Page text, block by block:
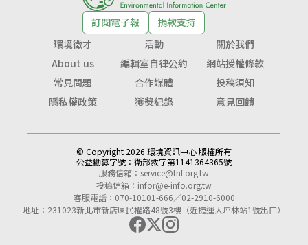
訂閱電子報
捐款支持
環境徵才
活動
關於我們
About us
編輯室自律公約
網站授權條款
常見問題
合作媒體
投稿須知
隱私權政策
獲獎紀錄 意見回饋
© Copyright 2026 環境資訊中心 版權所有
公益勸募字號： 衛部救字第1141364365號
服務信箱： service@tnf.org.tw
投稿信箱： infor@e-info.org.tw
客服電話：070-10101-666／02-2910-6000
地址：231023新北市新店區民權路48號3樓（近捷運大坪林站1號出口）